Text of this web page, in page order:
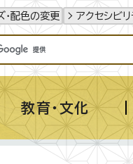
・配色の変更 アクセシビ
教育・文化